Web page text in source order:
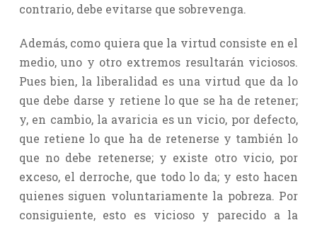
contrario, debe evitarse que sobrevenga.
Además, como quiera que la virtud consiste en el
medio, uno y otro extremos resultarán viciosos.
Pues bien, la liberalidad es una virtud que da lo
que debe darse y retiene lo que se ha de retener;
y, en cambio, la avaricia es un vicio, por defecto,
que retiene lo que ha de retenerse y también lo
que no debe retenerse; y existe otro vicio, por
exceso, el derroche, que todo lo da; y esto hacen
quienes siguen voluntariamente la pobreza. Por
consiguiente, esto es vicioso y parecido a la